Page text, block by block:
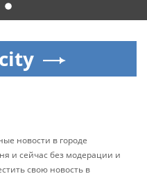
3
новости в городе
и сейчас без модерации и
свою новость в